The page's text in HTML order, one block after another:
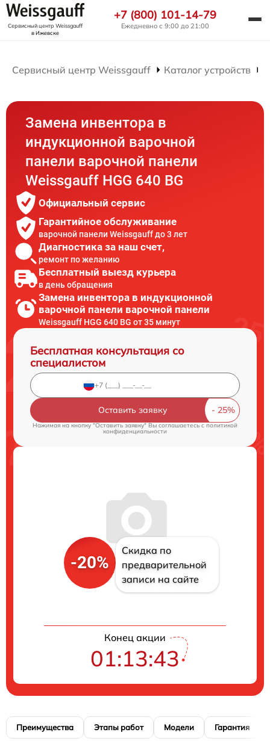
Сервисный центр Weissgauff
в Ижевске
+7 (800) 101-14-79
Ежедневно с 9:00 до 21:00
Сервисный центр Weissgauff Каталог устройств
Замена инвентора в
индукционной варочной
панели варочной панели
Weissgauff HGG 640 BG
Официальный сервис
Гарантийное обслуживание
варочной панели Weissgauff до 3 лет
Диагностика за наш счет,
ремонт по желанию
Бесплатный выезд курьера
в день обращения
Замена инвентора в индукционной
варочной панели варочной панели
Weissgauff HGG 640 BG от 35 минут
Бесплатная консультация со
специалистом
Оставить заявку
Нажимая на кнопку "Оставить заявку" Вы соглашаетесь cполитикой
конфиденциальности
-20%
Скидка по
предварительной
записи на сайте
Конец акции
01:13:42
Преимущества Этапы работ Модели Гарантия